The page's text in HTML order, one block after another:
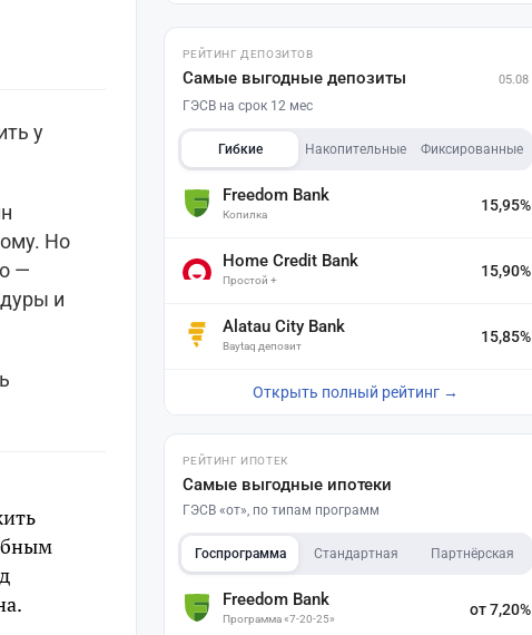
у
Но
—
и
РЕЙТИНГ ДЕПОЗИТОВ
Самые выгодные депозиты 05.08
ГЭСВ на срок 12 мес
Гибкие Накопительные Фиксированные
Freedom Bank
Копилка
15,95%
Home Credit Bank
Простой +
15,90%
Alatau City Bank
Baytaq депозит
15,85%
Открыть полный рейтинг →
РЕЙТИНГ ИПОТЕК
Самые выгодные ипотеки
ГЭСВ «от», по типам программ
Госпрограмма Стандартная Партнёрская
Freedom Bank
Программа «7-20-25»
от 7,20%